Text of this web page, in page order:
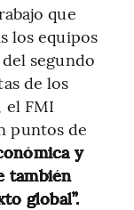
que
los equipos
segundo
de los
el FMI
puntos de
y
también
global”.